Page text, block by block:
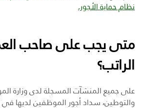
نظام حماية الأجور.
متى يجب على صاحب
الراتب؟
على جميع المنشآت المسجلة لدى وزارة
والتوطين، سداد أجور الموظفين لديها في